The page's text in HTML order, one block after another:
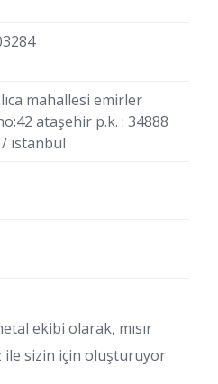
mahallesi emirler
ataşehir p.k. : 34888
ıstanbul
ekibi olarak, mısır
ile sizin için oluşturuyor